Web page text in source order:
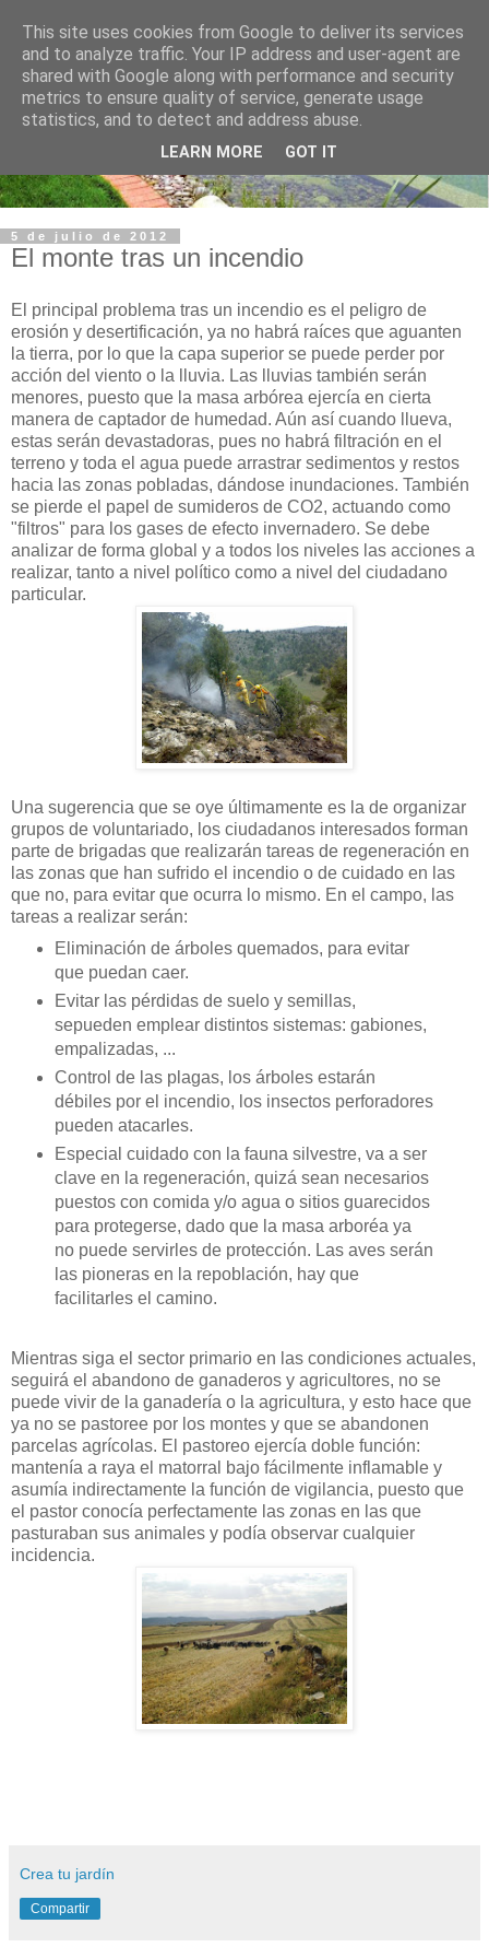
5 de julio de 2012
El monte tras un incendio
El principal problema tras un incendio es el peligro de
erosión y desertificación, ya no habrá raíces que aguanten
la tierra, por lo que la capa superior se puede perder por
acción del viento o la lluvia. Las lluvias también serán
menores, puesto que la masa arbórea ejercía en cierta
manera de captador de humedad. Aún así cuando llueva,
estas serán devastadoras, pues no habrá filtración en el
terreno y toda el agua puede arrastrar sedimentos y restos
hacia las zonas pobladas, dándose inundaciones. También
se pierde el papel de sumideros de CO2, actuando como
"filtros" para los gases de efecto invernadero. Se debe
analizar de forma global y a todos los niveles las acciones a
realizar, tanto a nivel político como a nivel del ciudadano
particular.
Una sugerencia que se oye últimamente es la de organizar
grupos de voluntariado, los ciudadanos interesados forman
parte de brigadas que realizarán tareas de regeneración en
las zonas que han sufrido el incendio o de cuidado en las
que no, para evitar que ocurra lo mismo. En el campo, las
tareas a realizar serán:
Eliminación de árboles quemados, para evitar
que puedan caer.
Evitar las pérdidas de suelo y semillas,
sepueden emplear distintos sistemas: gabiones,
empalizadas, ...
Control de las plagas, los árboles estarán
débiles por el incendio, los insectos perforadores
pueden atacarles.
Especial cuidado con la fauna silvestre, va a ser
clave en la regeneración, quizá sean necesarios
puestos con comida y/o agua o sitios guarecidos
para protegerse, dado que la masa arboréa ya
no puede servirles de protección. Las aves serán
las pioneras en la repoblación, hay que
facilitarles el camino.
Mientras siga el sector primario en las condiciones actuales,
seguirá el abandono de ganaderos y agricultores, no se
puede vivir de la ganadería o la agricultura, y esto hace que
ya no se pastoree por los montes y que se abandonen
parcelas agrícolas. El pastoreo ejercía doble función:
mantenía a raya el matorral bajo fácilmente inflamable y
asumía indirectamente la función de vigilancia, puesto que
el pastor conocía perfectamente las zonas en las que
pasturaban sus animales y podía observar cualquier
incidencia.
Crea tu jardín
Compartir
This site uses cookies from Google to deliver its services
and to analyze traffic. Your IP address and user-agent are
shared with Google along with performance and security
metrics to ensure quality of service, generate usage
statistics, and to detect and address abuse.
LEARN MORE GOT IT